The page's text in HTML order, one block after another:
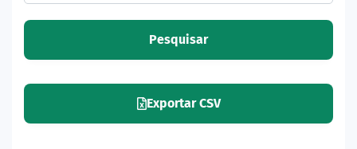
Pesquisar
Exportar CSV